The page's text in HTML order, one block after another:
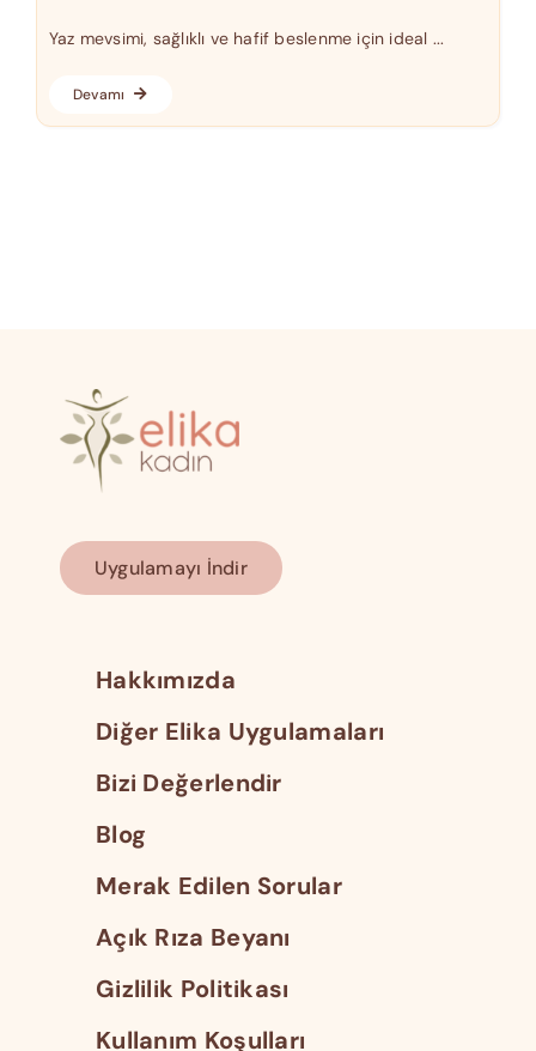
Yaz mevsimi, sağlıklı ve hafif beslenme için ideal ...
Devamı
Uygulamayı İndir
Hakkımızda
Diğer Elika Uygulamaları
Bizi Değerlendir
Blog
Merak Edilen Sorular
Açık Rıza Beyanı
Gizlilik Politikası
Kullanım Koşulları